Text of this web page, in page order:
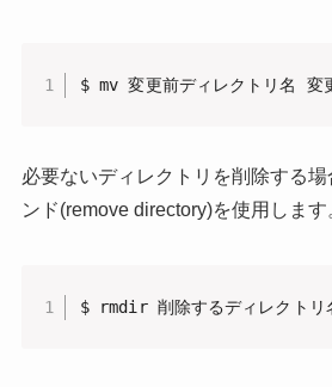
$ mv 変更前ディレクトリ名 変
必要ないディレクトリを削除する
ンド(remove directory)を使用します
$ rmdir 削除するディレクトリ